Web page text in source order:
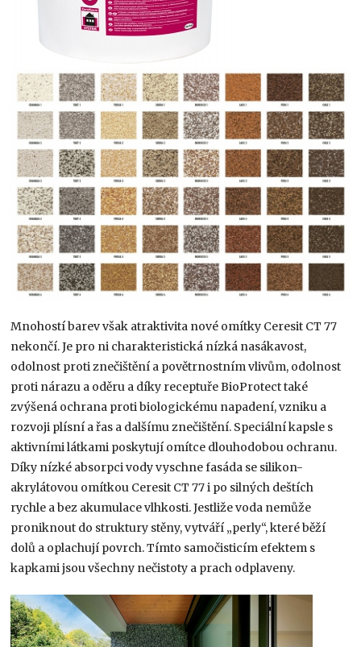
Mnohostí barev však atraktivita nové omítky Ceresit CT 77
nekončí. Je pro ni charakteristická nízká nasákavost,
odolnost proti znečištění a povětrnostním vlivům, odolnost
proti nárazu a oděru a díky receptuře BioProtect také
zvýšená ochrana proti biologickému napadení, vzniku a
rozvoji plísní a řas a dalšímu znečištění. Speciální kapsle s
aktivními látkami poskytují omítce dlouhodobou ochranu.
Díky nízké absorpci vody vyschne fasáda se silikon-
akrylátovou omítkou Ceresit CT 77 i po silných deštích
rychle a bez akumulace vlhkosti. Jestliže voda nemůže
proniknout do struktury stěny, vytváří „perly“, které běží
dolů a oplachují povrch. Tímto samočisticím efektem s
kapkami jsou všechny nečistoty a prach odplaveny.